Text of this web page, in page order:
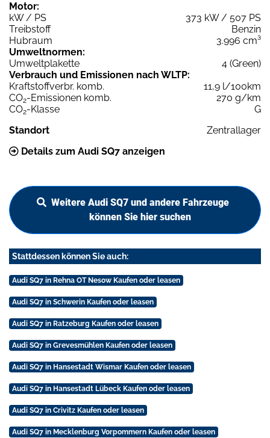
Motor:
kW / PS
373 kW / 507 PS
Treibstoff
Benzin
Hubraum
3.996 cm³
Umweltnormen:
Umweltplakette
4 (Green)
Verbrauch und Emissionen nach WLTP:
Kraftstoffverbr. komb.
11,9 l/100km
CO2-Emissionen komb.
270 g/km
CO2-Klasse
G
Standort
Zentrallager
Details zum Audi SQ7 anzeigen
Weitere Audi SQ7 und andere Fahrzeuge
können Sie hier suchen
Stattdessen können Sie auch:
Audi SQ7 in Rehna OT Nesow Kaufen oder leasen
Audi SQ7 in Schwerin Kaufen oder leasen
Audi SQ7 in Ratzeburg Kaufen oder leasen
Audi SQ7 in Grevesmühlen Kaufen oder leasen
Audi SQ7 in Hansestadt Wismar Kaufen oder leasen
Audi SQ7 in Hansestadt Lübeck Kaufen oder leasen
Audi SQ7 in Crivitz Kaufen oder leasen
Audi SQ7 in Mecklenburg Vorpommern Kaufen oder leasen